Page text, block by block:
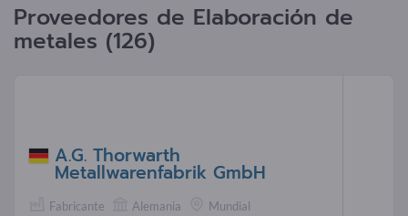
Proveedores de Elaboración de
metales (126)
A.G. Thorwarth
Metallwarenfabrik GmbH
Fabricante Alemania Mundial